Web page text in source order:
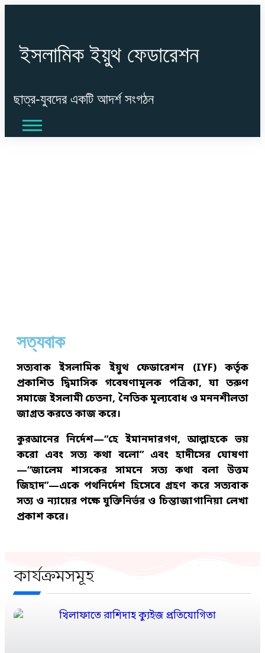
ইসলামিক ইয়ুথ ফেডারেশন
ছাত্র-যুবদের একটি আদর্শ সংগঠন
সত্যবাক
সত্যবাক ইসলামিক ইয়ুথ ফেডারেশন (IYF) কর্তৃক
প্রকাশিত দ্বিমাসিক গবেষণামূলক পত্রিকা, যা তরুণ
সমাজে ইসলামী চেতনা, নৈতিক মূল্যবোধ ও মননশীলতা
জাগ্রত করতে কাজ করে।
কুরআনের নির্দেশ—“হে ইমানদারগণ, আল্লাহকে ভয়
করো এবং সত্য কথা বলো” এবং হাদীসের ঘোষণা
—“জালেম শাসকের সামনে সত্য কথা বলা উত্তম
জিহাদ”—একে পথনির্দেশ হিসেবে গ্রহণ করে সত্যবাক
সত্য ও ন্যায়ের পক্ষে যুক্তিনির্ভর ও চিন্তাজাগানিয়া লেখা
প্রকাশ করে।
কার্যক্রমসমূহ